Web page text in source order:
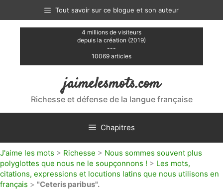
contenu
Tout savoir sur ce blogue et son auteur
4 millions de visiteurs
depuis la création (2019)
---
10069 articles
jaimelesmots.com
Richesse et défense de la langue française
Chapitres
J'aime les mots > Richesse > Nous sommes souvent plus
polyglottes que nous ne le soupçonnons ! > Les mots,
citations, expressions et locutions latins que nous utilisons en
français > "Ceteris paribus".